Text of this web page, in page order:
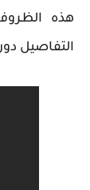
هذه
التفاصيل